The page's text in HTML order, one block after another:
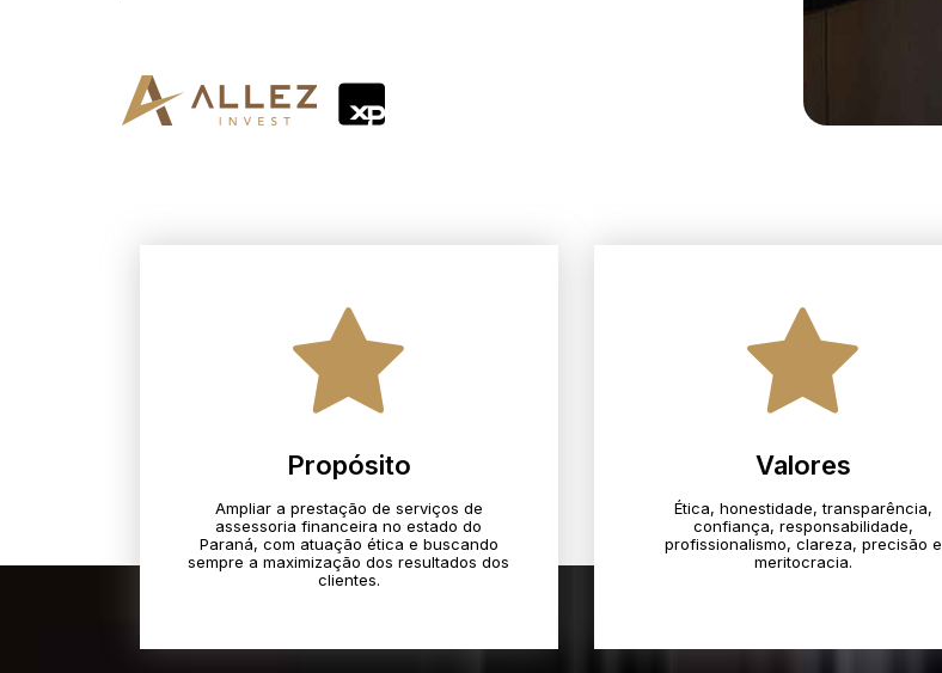
Propósito
Ampliar a prestação de serviços de
assessoria financeira no estado do
Paraná, com atuação ética e buscando
sempre a maximização dos resultados dos
clientes.
Valores
Ética, honestidade, transparência,
confiança, responsabilidade,
profissionalismo, clareza, precisão e
meritocracia.​